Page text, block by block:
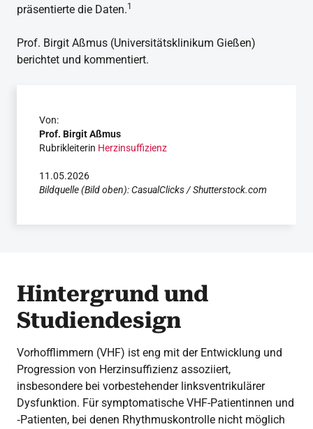
präsentierte die Daten.1
Prof. Birgit Aßmus (Universitätsklinikum Gießen)
berichtet und kommentiert.
Von:
Prof. Birgit Aßmus
Rubrikleiterin Herzinsuffizienz
11.05.2026
Bildquelle (Bild oben): CasualClicks / Shutterstock.com
Hintergrund und
Studiendesign
Vorhofflimmern (VHF) ist eng mit der Entwicklung und
Progression von Herzinsuffizienz assoziiert,
insbesondere bei vorbestehender linksventrikulärer
Dysfunktion. Für symptomatische VHF-Patientinnen und
‑Patienten, bei denen Rhythmuskontrolle nicht möglich